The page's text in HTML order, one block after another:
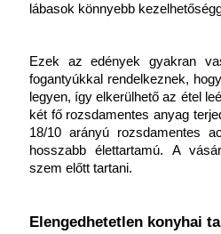
lábasok könnyebb
Ezek az edények gyakran
fogantyúkkal rendelkeznek,
legyen, így elkerülhető az étel
két fő rozsdamentes anyag
18/10 arányú rozsdamentes
hosszabb élettartamú. A
szem előtt tartani.
Elengedhetetlen konyhai